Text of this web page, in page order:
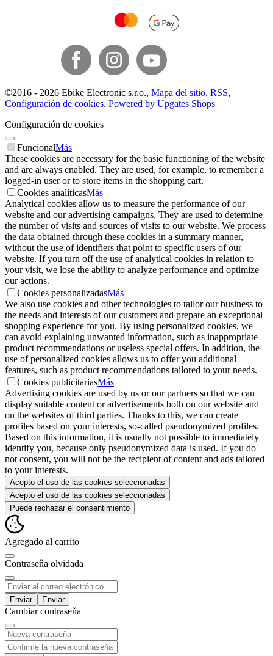
©2016 - 2026 Ebike Electronic s.r.o., Mapa del sitio, RSS,
Configuración de cookies, Powered by Upgates Shops
Configuración de cookies
FuncionalMás
These cookies are necessary for the basic functioning of the website
and are always enabled. They are used, for example, to remember a
logged-in user or to store items in the shopping cart.
Cookies analíticasMás
Analytical cookies allow us to measure the performance of our
website and our advertising campaigns. They are used to determine
the number of visits and sources of visits to our website. We process
the data obtained through these cookies in a summary manner,
without the use of identifiers that point to specific users of our
website. If you turn off the use of analytical cookies in relation to
your visit, we lose the ability to analyze performance and optimize
our actions.
Cookies personalizadasMás
We also use cookies and other technologies to tailor our business to
the needs and interests of our customers and prepare an exceptional
shopping experience for you. By using personalized cookies, we
can avoid explaining unwanted information, such as inappropriate
product recommendations or useless special offers. In addition, the
use of personalized cookies allows us to offer you additional
features, such as product recommendations tailored to your needs.
Cookies publicitariasMás
Advertising cookies are used by us or our partners so that we can
display suitable content or advertisements both on our website and
on the websites of third parties. Thanks to this, we can create
profiles based on your interests, so-called pseudonymized profiles.
Based on this information, it is usually not possible to immediately
identify you, because only pseudonymized data is used. If you do
not consent, you will not be the recipient of content and ads tailored
to your interests.
Acepto el uso de las cookies seleccionadas
Acepto el uso de las cookies seleccionadas
Puede rechazar el consentimiento
Agregado al carrito
Contraseňa olvidada
Enviar
Cambiar contraseňa